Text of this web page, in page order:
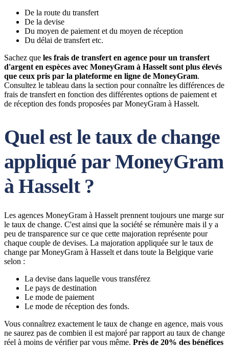
De la route du transfert
De la devise
Du moyen de paiement et du moyen de réception
Du délai de transfert etc.
Sachez que les frais de transfert en agence pour un transfert
d'argent en espèces avec MoneyGram à Hasselt sont plus élevés
que ceux pris par la plateforme en ligne de MoneyGram.
Consultez le tableau dans la section pour connaître les différences de
frais de transfert en fonction des différentes options de paiement et
de réception des fonds proposées par MoneyGram à Hasselt.
Quel est le taux de change
appliqué par MoneyGram
à Hasselt ?
Les agences MoneyGram à Hasselt prennent toujours une marge sur
le taux de change. C'est ainsi que la société se rémunère mais il y a
peu de transparence sur ce que cette majoration représente pour
chaque couple de devises. La majoration appliquée sur le taux de
change par MoneyGram à Hasselt et dans toute la Belgique varie
selon :
La devise dans laquelle vous transférez
Le pays de destination
Le mode de paiement
Le mode de réception des fonds.
Vous connaîtrez exactement le taux de change en agence, mais vous
ne saurez pas de combien il est majoré par rapport au taux de change
réel à moins de vérifier par vous même. Près de 20% des bénéfices